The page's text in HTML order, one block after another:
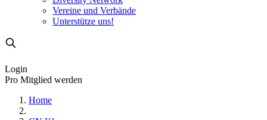
Vereine und Verbände
Unterstütze uns!
Login
Pro Mitglied werden
Home